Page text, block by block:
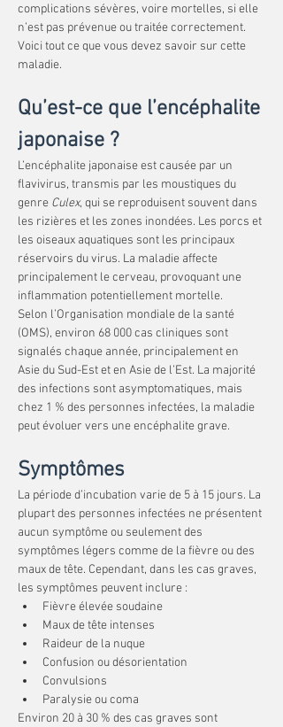
complications sévères, voire mortelles, si elle
n’est pas prévenue ou traitée correctement.
Voici tout ce que vous devez savoir sur cette
maladie.
Qu’est-ce que l’encéphalite
japonaise ?
L’encéphalite japonaise est causée par un
flavivirus, transmis par les moustiques du
genre Culex, qui se reproduisent souvent dans
les rizières et les zones inondées. Les porcs et
les oiseaux aquatiques sont les principaux
réservoirs du virus. La maladie affecte
principalement le cerveau, provoquant une
inflammation potentiellement mortelle.
Selon l’Organisation mondiale de la santé
(OMS), environ 68 000 cas cliniques sont
signalés chaque année, principalement en
Asie du Sud-Est et en Asie de l’Est. La majorité
des infections sont asymptomatiques, mais
chez 1 % des personnes infectées, la maladie
peut évoluer vers une encéphalite grave.
Symptômes
La période d’incubation varie de 5 à 15 jours. La
plupart des personnes infectées ne présentent
aucun symptôme ou seulement des
symptômes légers comme de la fièvre ou des
maux de tête. Cependant, dans les cas graves,
les symptômes peuvent inclure :
Fièvre élevée soudaine
Maux de tête intenses
Raideur de la nuque
Confusion ou désorientation
Convulsions
Paralysie ou coma
Environ 20 à 30 % des cas graves sont